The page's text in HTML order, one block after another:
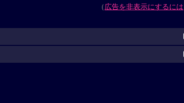
（広告を非表示にするには